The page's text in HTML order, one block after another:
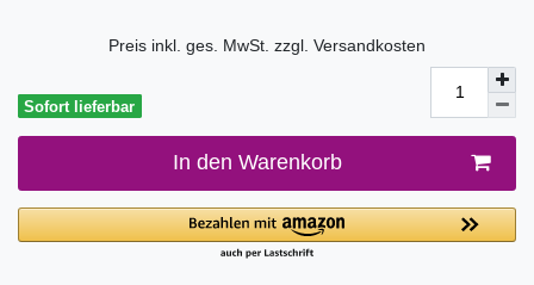
Preis inkl. ges. MwSt. zzgl. Versandkosten
Sofort lieferbar
In den Warenkorb